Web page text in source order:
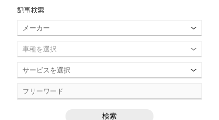
記事検索